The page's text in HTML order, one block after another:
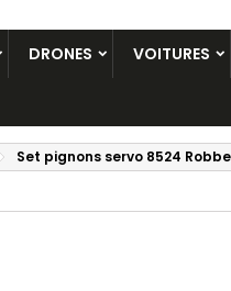
DRONES VOITURES
Set pignons servo 8524 Robbe